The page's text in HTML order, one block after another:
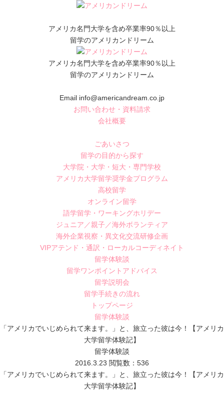
アメリカ名門大学を含め卒業率90％以上
留学のアメリカンドリーム
アメリカ名門大学を含め卒業率90％以上
留学のアメリカンドリーム
Email info@americandream.co.jp
お問い合わせ・資料請求
会社概要
ごあいさつ
留学の目的から探す
大学院・大学・短大・専門学校
アメリカ大学留学奨学金プログラム
高校留学
オンライン留学
語学留学・ワーキングホリデー
ジュニア／親子／海外ボランティア
海外企業視察・異文化交流研修企画
VIPアテンド・通訳・ローカルコーディネイト
留学体験談
留学ワンポイントアドバイス
留学説明会
留学手続きの流れ
トップページ
留学体験談
「アメリカでいじめられて来ます。」と、旅立った彼は今！【アメリカ
大学留学体験記】
留学体験談
2016.3.23 閲覧数：536
「アメリカでいじめられて来ます。」と、旅立った彼は今！【アメリカ
大学留学体験記】